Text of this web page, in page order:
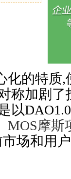
化的特质
称加剧
以
MOS摩斯
场和用